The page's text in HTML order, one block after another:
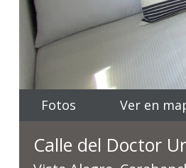
Fotos Ver en
Calle del Doctor